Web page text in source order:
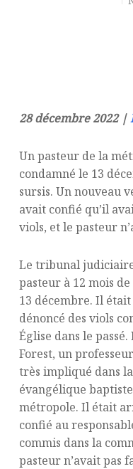
28 décembre 2022 |
Un pasteur de la
condamné le 13
sursis. Un nouveau
avait confié qu’il
viols, et le pasteur
Le tribunal
pasteur à 12 mois
13 décembre. Il
dénoncé des viols
Église dans le
Forest, un
très impliqué dans
évangélique
métropole. Il était
confié au
commis dans la
pasteur n’avait pas